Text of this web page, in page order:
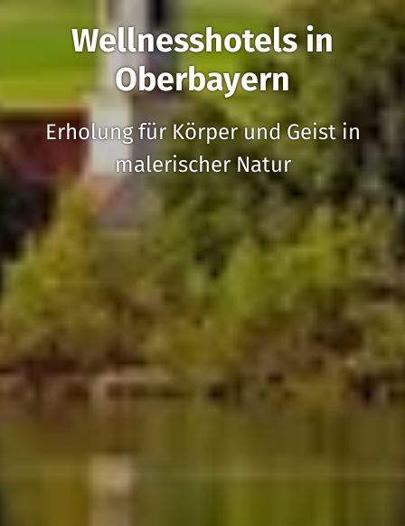
Wellnesshotels in
Oberbayern
Erholung für Körper und Geist in
malerischer Natur